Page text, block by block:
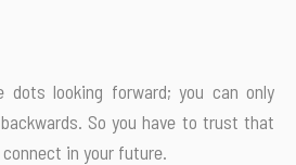
dots looking forward; you can only
So you have to trust that
in your future.